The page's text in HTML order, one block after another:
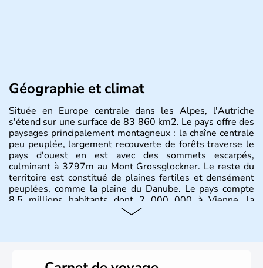
Géographie et climat
Située en Europe centrale dans les Alpes, l'Autriche
s'étend sur une surface de 83 860 km2. Le pays offre des
paysages principalement montagneux : la chaîne centrale
peu peuplée, largement recouverte de forêts traverse le
pays d'ouest en est avec des sommets escarpés,
culminant à 3797m au Mont Grossglockner. Le reste du
territoire est constitué de plaines fertiles et densément
peuplées, comme la plaine du Danube. Le pays compte
8.5 millions habitants dont 2 000 000 à Vienne, la